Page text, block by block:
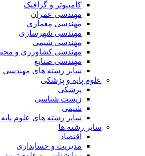
کامپیوتر و گرافیک
مهندسی عمران
مهندسی معماری
مهندسی شهرسازی
مهندسی شیمی
مهندسی کشاورزی و محیط زیست
مهندسی صنایع
سایر رشته های مهندسی
علوم پایه و پزشکی
پزشکی
زیست شناسی
سایر رشته های علوم پایه
سایر رشته ها
مدیریت و حسابداری